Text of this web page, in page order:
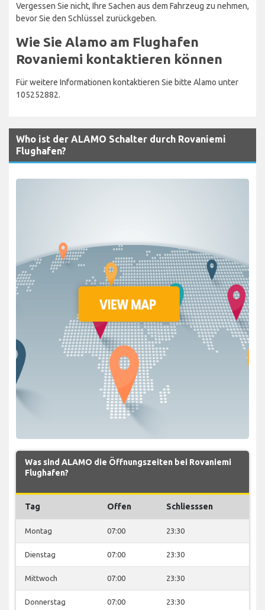
Vergessen Sie nicht, Ihre Sachen aus dem Fahrzeug zu nehmen,
bevor Sie den Schlüssel zurückgeben.
Wie Sie Alamo am Flughafen
Rovaniemi kontaktieren können
Für weitere Informationen kontaktieren Sie bitte Alamo unter
105252882.
Who ist der ALAMO Schalter durch Rovaniemi
Flughafen?
Was sind ALAMO die Öffnungszeiten bei Rovaniemi
Flughafen?
Tag Offen Schliesssen
Montag 07:00 23:30
Dienstag 07:00 23:30
Mittwoch 07:00 23:30
Donnerstag 07:00 23:30